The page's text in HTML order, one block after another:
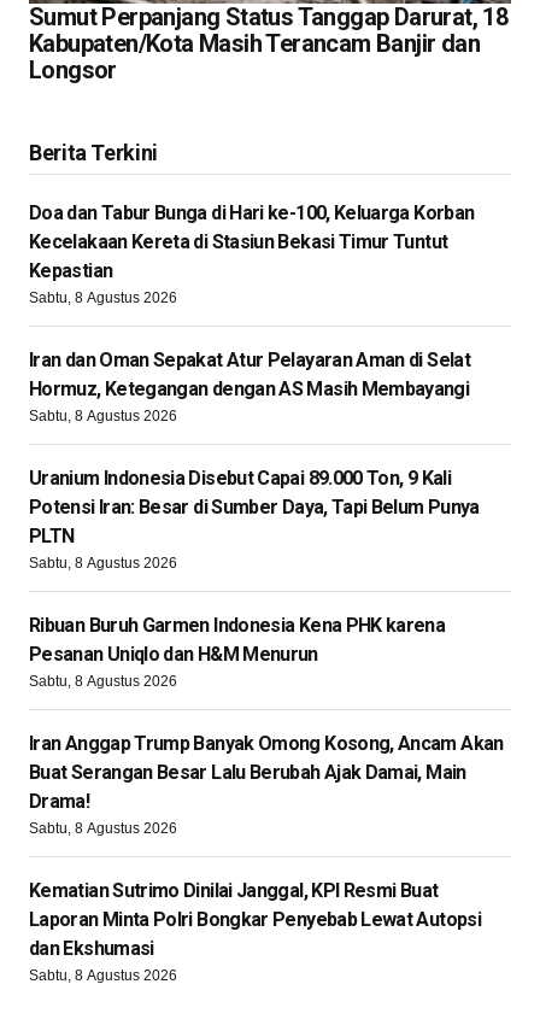
Sumut Perpanjang Status Tanggap Darurat, 18
Kabupaten/Kota Masih Terancam Banjir dan
Longsor
Berita Terkini
Doa dan Tabur Bunga di Hari ke-100, Keluarga Korban
Kecelakaan Kereta di Stasiun Bekasi Timur Tuntut
Kepastian
Sabtu, 8 Agustus 2026
Iran dan Oman Sepakat Atur Pelayaran Aman di Selat
Hormuz, Ketegangan dengan AS Masih Membayangi
Sabtu, 8 Agustus 2026
Uranium Indonesia Disebut Capai 89.000 Ton, 9 Kali
Potensi Iran: Besar di Sumber Daya, Tapi Belum Punya
PLTN
Sabtu, 8 Agustus 2026
Ribuan Buruh Garmen Indonesia Kena PHK karena
Pesanan Uniqlo dan H&M Menurun
Sabtu, 8 Agustus 2026
Iran Anggap Trump Banyak Omong Kosong, Ancam Akan
Buat Serangan Besar Lalu Berubah Ajak Damai, Main
Drama!
Sabtu, 8 Agustus 2026
Kematian Sutrimo Dinilai Janggal, KPI Resmi Buat
Laporan Minta Polri Bongkar Penyebab Lewat Autopsi
dan Ekshumasi
Sabtu, 8 Agustus 2026